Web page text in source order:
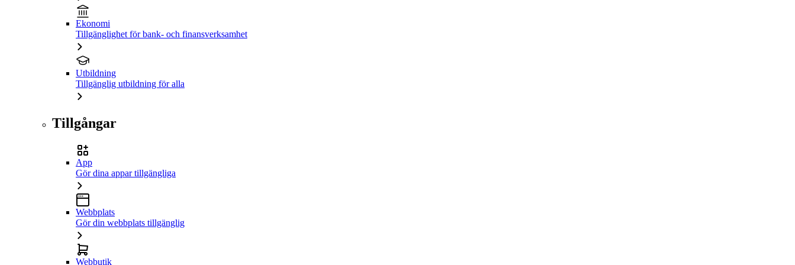
Ekonomi
Tillgänglighet för bank- och finansverksamhet
Utbildning
Tillgänglig utbildning för alla
Tillgångar
App
Gör dina appar tillgängliga
Webbplats
Gör din webbplats tillgänglig
Webbutik